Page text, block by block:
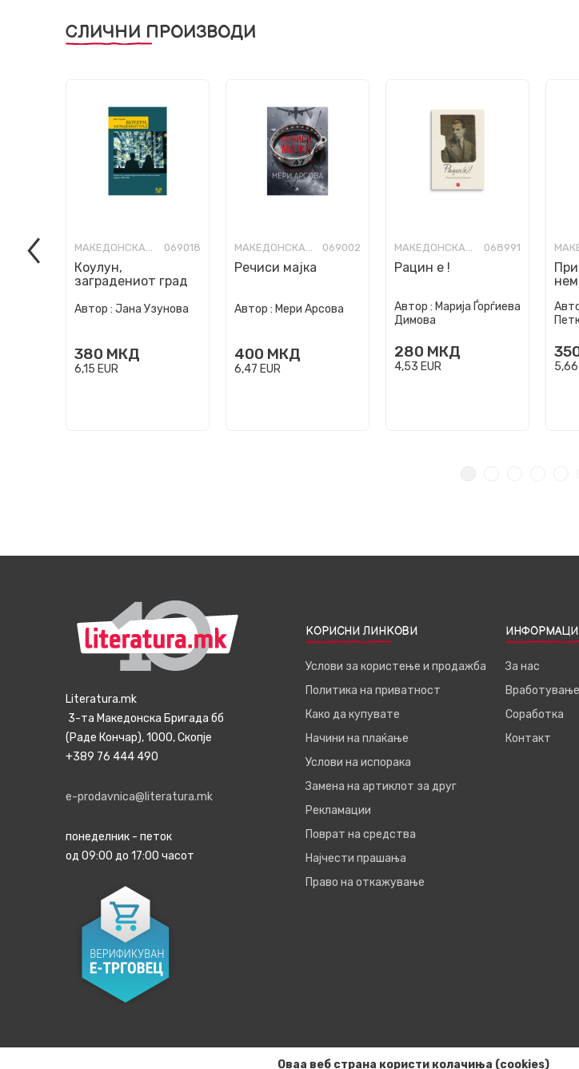
СЛИЧНИ ПРОИЗВОДИ
МАКЕДОНСКА КНИЖЕВНОСТ 069018
Коулун,
заградениот град
Автор : Јана Узунова
380 МКД
6,15 EUR
МАКЕДОНСКА КНИЖЕВНОСТ 069002
Речиси мајка
Автор : Мери Арсова
400 МКД
6,47 EUR
МАКЕДОНСКА КНИЖЕВНОСТ 068991
Рацин е !
Автор : Марија Ѓорѓиева
Димова
280 МКД
4,53 EUR 5,66
Literatura.mk
3-та Македонска Бригада бб
(Раде Кончар), 1000, Скопје
+389 76 444 490
e-prodavnica@literatura.mk
понеделник - петок
од 09:00 до 17:00 часот
КОРИСНИ ЛИНКОВИ
Услови за користење и продажба
Политика на приватност
Како да купувате
Начини на плаќање
Услови на испорака
Замена на артиклот за друг
Рекламации
Поврат на средства
Најчести прашања
Право на откажување
За нас
Вработување
Соработка
Контакт
Оваа веб страна користи колачиња (cookies)